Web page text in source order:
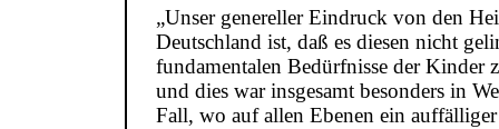
„Unser genereller Eindruck von den
Deutschland ist, daß es diesen nicht
fundamentalen Bedürfnisse der Kinder
und dies war insgesamt besonders in
Fall, wo auf allen Ebenen ein